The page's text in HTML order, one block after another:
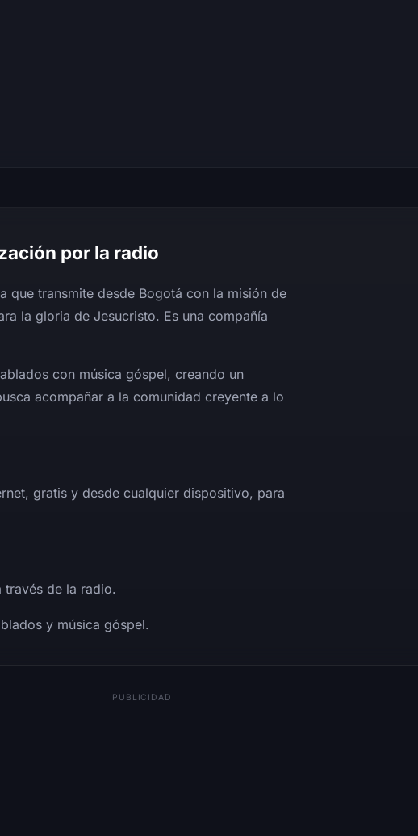
por la radio
que transmite desde Bogotá con la misión de
la gloria de Jesucristo. Es una compañía
con música góspel, creando un
acompañar a la comunidad creyente a lo
gratis y desde cualquier dispositivo, para
través de la radio.
y música góspel.
PUBLICIDAD